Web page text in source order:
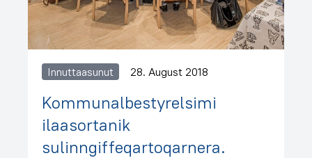
Innuttaasunut 28. August 2018
Kommunalbestyrelsimi
ilaasortanik
sulinngiffeqartoqarnera.